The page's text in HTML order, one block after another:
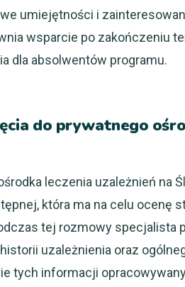
umiejętności i
wsparcie po zakończeniu
dla absolwentów programu.
do prywatnego
leczenia uzależnień na
która ma na celu ocenę
tej rozmowy specjalista
uzależnienia oraz
tych informacji